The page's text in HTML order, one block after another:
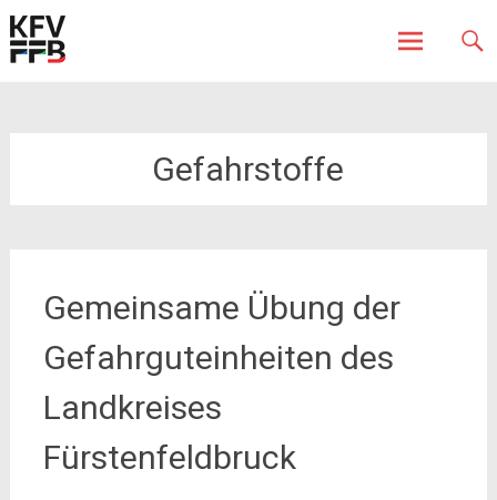
Gefahrstoffe
Gemeinsame Übung der
Gefahrguteinheiten des
Landkreises
Fürstenfeldbruck